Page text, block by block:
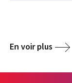
En voir plus